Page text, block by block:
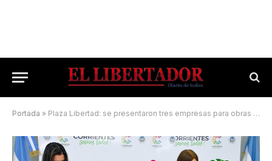
Portada » Plaza Libertad: se presentaron tres empresas para obras de restauración